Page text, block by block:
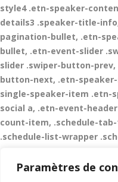
Paramètres de
style4 .etn-speaker-
details3 .speaker-title-
pagination-bullet, .etn-
bullet, .etn-event-slider
slider .swiper-button-
button-next, .etn-
single-speaker-item .etn-
social a, .etn-event-
count-item, .schedule-
.schedule-list-wrapper
.schedule-slot-time,
content .etn-speakers-